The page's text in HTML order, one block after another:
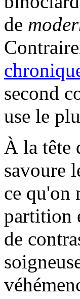
de
second
use le
À la tête
savoure
ce qu'on
partition
de